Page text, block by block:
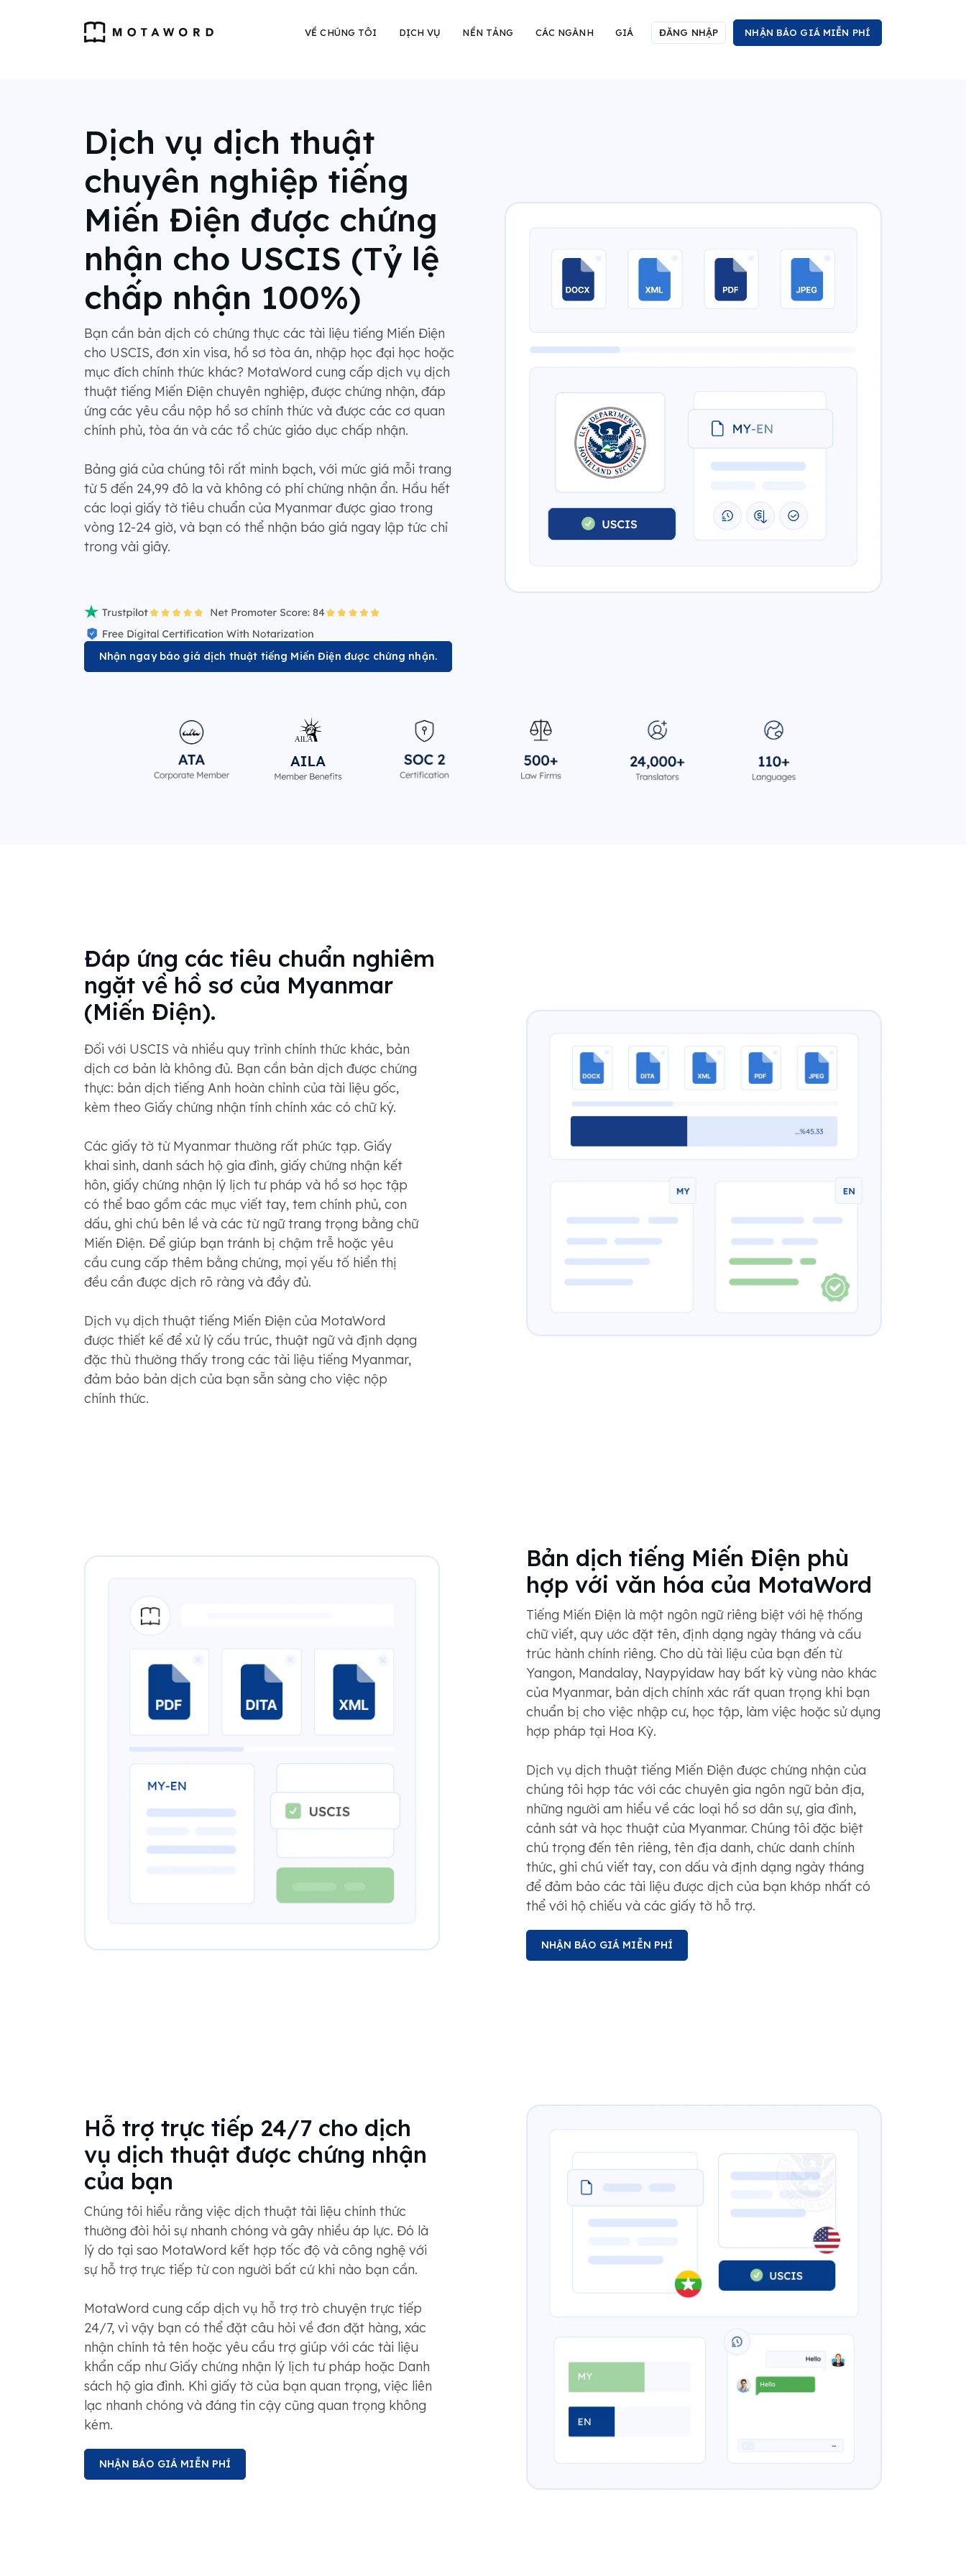
VỀ CHÚNG TÔI DỊCH VỤ NỀN TẢNG CÁC NGÀNH GIÁ ĐĂNG NHẬP NHẬN BÁO GIÁ MIỄN PHÍ
Dịch vụ dịch thuật
chuyên nghiệp tiếng
Miến Điện được chứng
nhận cho USCIS (Tỷ lệ
chấp nhận 100%)
Bạn cần bản dịch có chứng thực các tài liệu tiếng Miến Điện
cho USCIS, đơn xin visa, hồ sơ tòa án, nhập học đại học hoặc
mục đích chính thức khác? MotaWord cung cấp dịch vụ dịch
thuật tiếng Miến Điện chuyên nghiệp, được chứng nhận, đáp
ứng các yêu cầu nộp hồ sơ chính thức và được các cơ quan
chính phủ, tòa án và các tổ chức giáo dục chấp nhận.
Bảng giá của chúng tôi rất minh bạch, với mức giá mỗi trang
từ 5 đến 24,99 đô la và không có phí chứng nhận ẩn. Hầu hết
các loại giấy tờ tiêu chuẩn của Myanmar được giao trong
vòng 12-24 giờ, và bạn có thể nhận báo giá ngay lập tức chỉ
trong vài giây.
Nhận ngay báo giá dịch thuật tiếng Miến Điện được chứng nhận.
Đáp ứng các tiêu chuẩn nghiêm
ngặt về hồ sơ của Myanmar
(Miến Điện).
Đối với USCIS và nhiều quy trình chính thức khác, bản
dịch cơ bản là không đủ. Bạn cần bản dịch được chứng
thực: bản dịch tiếng Anh hoàn chỉnh của tài liệu gốc,
kèm theo Giấy chứng nhận tính chính xác có chữ ký.
Các giấy tờ từ Myanmar thường rất phức tạp. Giấy
khai sinh, danh sách hộ gia đình, giấy chứng nhận kết
hôn, giấy chứng nhận lý lịch tư pháp và hồ sơ học tập
có thể bao gồm các mục viết tay, tem chính phủ, con
dấu, ghi chú bên lề và các từ ngữ trang trọng bằng chữ
Miến Điện. Để giúp bạn tránh bị chậm trễ hoặc yêu
cầu cung cấp thêm bằng chứng, mọi yếu tố hiển thị
đều cần được dịch rõ ràng và đầy đủ.
Dịch vụ dịch thuật tiếng Miến Điện của MotaWord
được thiết kế để xử lý cấu trúc, thuật ngữ và định dạng
đặc thù thường thấy trong các tài liệu tiếng Myanmar,
đảm bảo bản dịch của bạn sẵn sàng cho việc nộp
chính thức.
Bản dịch tiếng Miến Điện phù
hợp với văn hóa của MotaWord
Tiếng Miến Điện là một ngôn ngữ riêng biệt với hệ thống
chữ viết, quy ước đặt tên, định dạng ngày tháng và cấu
trúc hành chính riêng. Cho dù tài liệu của bạn đến từ
Yangon, Mandalay, Naypyidaw hay bất kỳ vùng nào khác
của Myanmar, bản dịch chính xác rất quan trọng khi bạn
chuẩn bị cho việc nhập cư, học tập, làm việc hoặc sử dụng
hợp pháp tại Hoa Kỳ.
Dịch vụ dịch thuật tiếng Miến Điện được chứng nhận của
chúng tôi hợp tác với các chuyên gia ngôn ngữ bản địa,
những người am hiểu về các loại hồ sơ dân sự, gia đình,
cảnh sát và học thuật của Myanmar. Chúng tôi đặc biệt
chú trọng đến tên riêng, tên địa danh, chức danh chính
thức, ghi chú viết tay, con dấu và định dạng ngày tháng
để đảm bảo các tài liệu được dịch của bạn khớp nhất có
thể với hộ chiếu và các giấy tờ hỗ trợ.
NHẬN BÁO GIÁ MIỄN PHÍ
Hỗ trợ trực tiếp 24/7 cho dịch
vụ dịch thuật được chứng nhận
của bạn
Chúng tôi hiểu rằng việc dịch thuật tài liệu chính thức
thường đòi hỏi sự nhanh chóng và gây nhiều áp lực. Đó là
lý do tại sao MotaWord kết hợp tốc độ và công nghệ với
sự hỗ trợ trực tiếp từ con người bất cứ khi nào bạn cần.
MotaWord cung cấp dịch vụ hỗ trợ trò chuyện trực tiếp
24/7, vì vậy bạn có thể đặt câu hỏi về đơn đặt hàng, xác
nhận chính tả tên hoặc yêu cầu trợ giúp với các tài liệu
khẩn cấp như Giấy chứng nhận lý lịch tư pháp hoặc Danh
sách hộ gia đình. Khi giấy tờ của bạn quan trọng, việc liên
lạc nhanh chóng và đáng tin cậy cũng quan trọng không
kém.
NHẬN BÁO GIÁ MIỄN PHÍ